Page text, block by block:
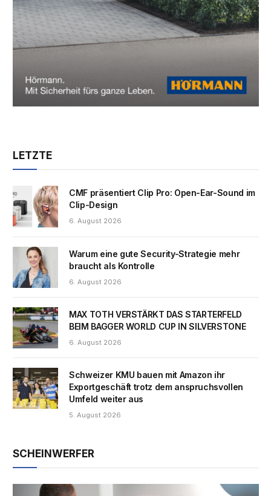
LETZTE
CMF präsentiert Clip Pro: Open-Ear-Sound im
Clip-Design
6. August 2026
Warum eine gute Security-Strategie mehr
braucht als Kontrolle
6. August 2026
MAX TOTH VERSTÄRKT DAS STARTERFELD
BEIM BAGGER WORLD CUP IN SILVERSTONE
6. August 2026
Schweizer KMU bauen mit Amazon ihr
Exportgeschäft trotz dem anspruchsvollen
Umfeld weiter aus
5. August 2026
SCHEINWERFER